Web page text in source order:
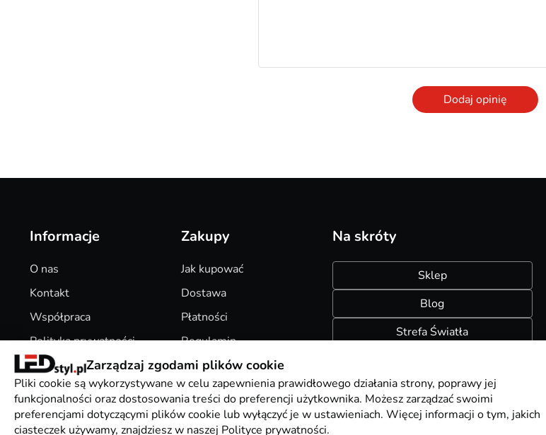
Dodaj opinię
Informacje
O nas
Kontakt
Współpraca
Polityka prywatności
Pliki Cookies
Zakupy
Jak kupować
Dostawa
Płatności
Regulamin
Zwroty
Na skróty
Sklep
Blog
Strefa Światła
Zarządzaj zgodami plików cookie
Pliki cookie są wykorzystywane w celu zapewnienia prawidłowego działania strony, poprawy jej
funkcjonalności oraz dostosowania treści do preferencji użytkownika. Możesz zarządzać swoimi
preferencjami dotyczącymi plików cookie lub wyłączyć je w ustawieniach. Więcej informacji o tym, jakich
ciasteczek używamy, znajdziesz w naszej Polityce prywatności.